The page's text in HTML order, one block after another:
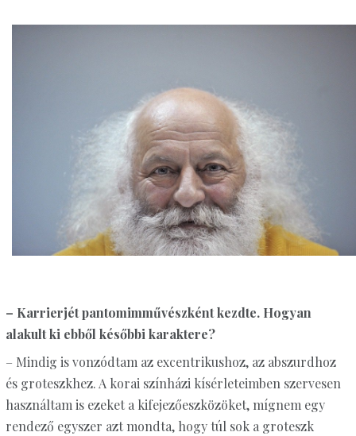
– Karrierjét pantomimművészként kezdte. Hogyan
alakult ki ebből későbbi karaktere?
– Mindig is vonzódtam az excentrikushoz, az abszurdhoz
és groteszkhez. A korai színházi kísérleteimben szervesen
használtam is ezeket a kifejezőeszközöket, mígnem egy
rendező egyszer azt mondta, hogy túl sok a groteszk